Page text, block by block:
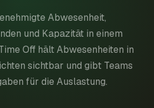
Abwesenheit,
und Kapazität in einem
Off hält Abwesenheiten in
sichtbar und gibt Teams
für die Auslastung.